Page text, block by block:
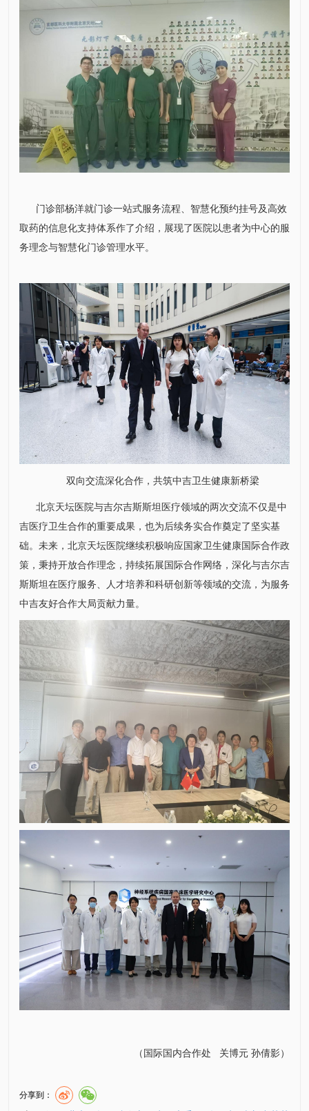
门诊部杨洋就门诊一站式服务流程、智慧化预约挂号及高效
取药的信息化支持体系作了介绍，展现了医院以患者为中心的服
务理念与智慧化门诊管理水平。
双向交流深化合作，共筑中吉卫生健康新桥梁
北京天坛医院与吉尔吉斯斯坦医疗领域的两次交流不仅是中
吉医疗卫生合作的重要成果，也为后续务实合作奠定了坚实基
础。未来，北京天坛医院继续积极响应国家卫生健康国际合作政
策，秉持开放合作理念，持续拓展国际合作网络，深化与吉尔吉
斯斯坦在医疗服务、人才培养和科研创新等领域的交流，为服务
中吉友好合作大局贡献力量。
（ 国际国内合作处 关博元孙倩影）
分享到：